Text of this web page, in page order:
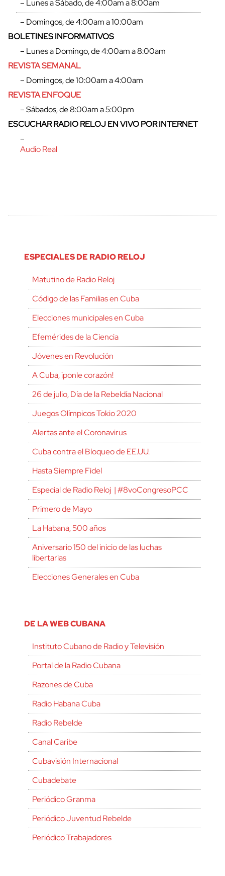
cerrar
– Lunes a Sábado, de 4:00am a 8:00am
– Domingos, de 4:00am a 10:00am
BOLETINES INFORMATIVOS
– Lunes a Domingo, de 4:00am a 8:00am
REVISTA SEMANAL
– Domingos, de 10:00am a 4:00am
REVISTA ENFOQUE
– Sábados, de 8:00am a 5:00pm
ESCUCHAR RADIO RELOJ EN VIVO POR INTERNET
–
Audio Real
ESPECIALES DE RADIO RELOJ
Matutino de Radio Reloj
Código de las Familias en Cuba
Elecciones municipales en Cuba
Efemérides de la Ciencia
Jóvenes en Revolución
A Cuba, ¡ponle corazón!
26 de julio, Día de la Rebeldía Nacional
Juegos Olímpicos Tokio 2020
Alertas ante el Coronavirus
Cuba contra el Bloqueo de EE.UU.
Hasta Siempre Fidel
Especial de Radio Reloj | #8voCongresoPCC
Primero de Mayo
La Habana, 500 años
Aniversario 150 del inicio de las luchas
libertarias
Elecciones Generales en Cuba
DE LA WEB CUBANA
Instituto Cubano de Radio y Televisión
Portal de la Radio Cubana
Razones de Cuba
Radio Habana Cuba
Radio Rebelde
Canal Caribe
Cubavisión Internacional
Cubadebate
Periódico Granma
Periódico Juventud Rebelde
Periódico Trabajadores